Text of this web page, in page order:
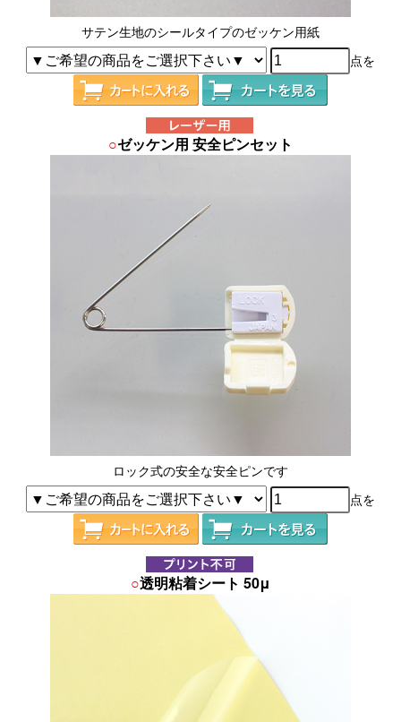
サテン生地のシールタイプのゼッケン用紙
点を
○ゼッケン用 安全ピンセット
ロック式の安全な安全ピンです
点を
○透明粘着シート 50μ